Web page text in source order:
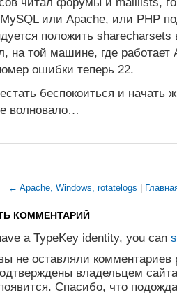
или Apache, или PHP
положить
на той машине, где работает
ошибки теперь 22.
беспокоиться и начать
волновало…
← Apache, Windows, rotatelogs
КОММЕНТАРИЙ
a TypeKey identity, you can
не оставляли
владельцем
Спасибо, что